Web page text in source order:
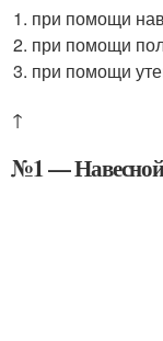
при помощи
при помощи
при помощи
↑
№1 — Навесной